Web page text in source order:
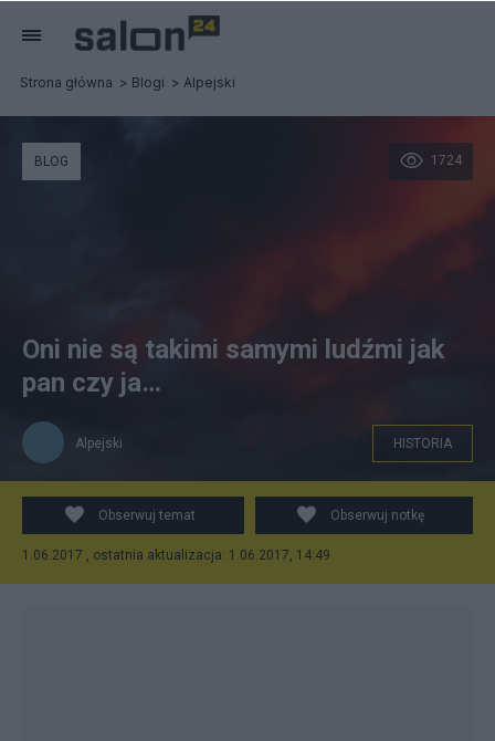
Strona główna Blogi Alpejski
Burza. Zdjęcie: Alpejski
1724
BLOG
Oni nie są takimi samymi ludźmi jak
pan czy ja…
Alpejski HISTORIA
Obserwuj temat Obserwuj notkę
1.06.2017 , ostatnia aktualizacja: 1.06.2017, 14:49